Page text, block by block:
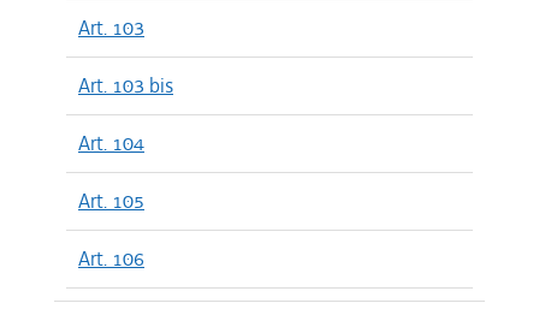
Art. 103
Art. 103 bis
Art. 104
Art. 105
Art. 106